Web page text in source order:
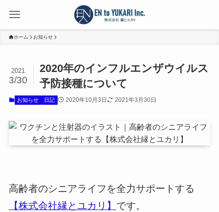
ホーム お知らせ
2020年のインフルエンザウイルス
予防接種について
2021
3/30
お知らせ 日記 2020年10月3日 2021年3月30日
高齢者のシニアライフを全力サポートする
【株式会社縁とユカリ】 です。